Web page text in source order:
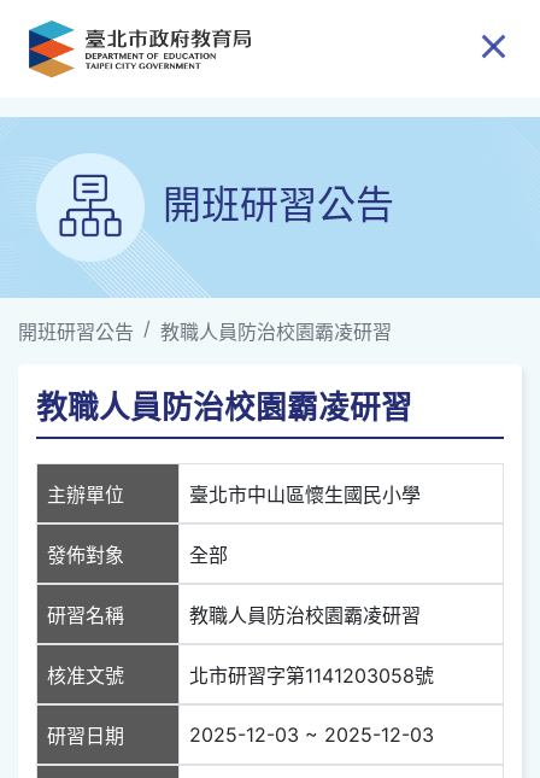
跳到主要內容
開班研習公告
開班研習公告 教職人員防治校園霸凌研習
教職人員防治校園霸凌研習
主辦單位 臺北市中山區懷生國民小學
發佈對象 全部
研習名稱 教職人員防治校園霸凌研習
核准文號 北市研習字第1141203058號
研習日期 2025-12-03 ~ 2025-12-03